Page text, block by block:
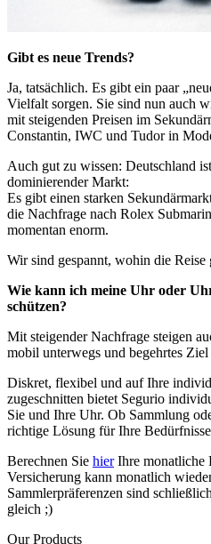
Gibt es neue Trends?
Ja, tatsächlich. Es gibt ein paar
Vielfalt sorgen. Sie sind nun auch
mit steigenden Preisen im
Constantin, IWC und Tudor in
Auch gut zu wissen: Deutschland
dominierender Markt:
Es gibt einen starken
die Nachfrage nach Rolex
momentan enorm.
Wir sind gespannt, wohin die Reise
Wie kann ich meine Uhr oder
schützen?
Mit steigender Nachfrage steigen
mobil unterwegs und begehrtes
Diskret, flexibel und auf Ihre
zugeschnitten bietet Segurio
Sie und Ihre Uhr. Ob Sammlung
richtige Lösung für Ihre
Berechnen Sie hierIhre monatliche
Versicherung kann monatlich
Sammlerpräferenzen sind
gleich ;)
Our Products